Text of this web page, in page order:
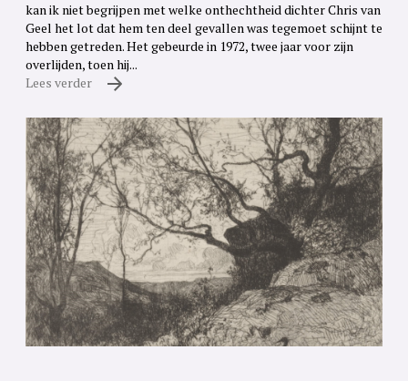
kan ik niet begrijpen met welke onthechtheid dichter Chris van
Geel het lot dat hem ten deel gevallen was tegemoet schijnt te
hebben getreden. Het gebeurde in 1972, twee jaar voor zijn
overlijden, toen hij...
Lees verder